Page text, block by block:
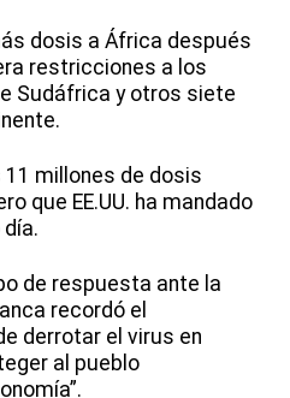
dosis a África después
restricciones a los
Sudáfrica y otros siete
millones de dosis
que EE.UU. ha mandado
de respuesta ante la
recordó el
derrotar el virus en
al pueblo